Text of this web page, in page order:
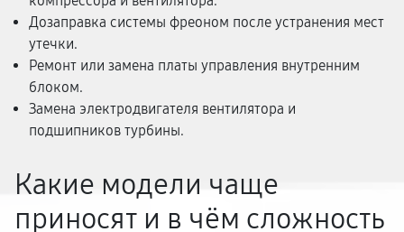
Дозаправка системы фреоном после устранения мест
утечки.
Ремонт или замена платы управления внутренним
блоком.
Замена электродвигателя вентилятора и
подшипников турбины.
Какие модели чаще
приносят и в чём сложность